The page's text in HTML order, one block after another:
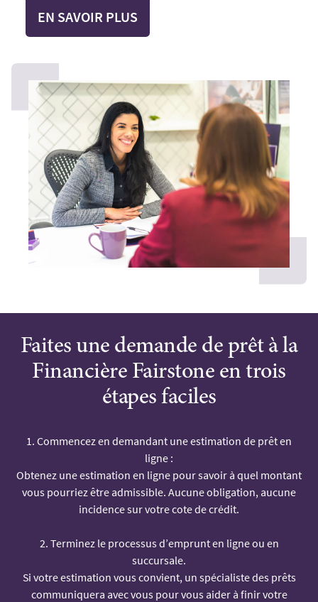
EN SAVOIR PLUS
Faites une demande de prêt à la
Financière Fairstone en trois
étapes faciles
1. Commencez en demandant une estimation de prêt en
ligne :
Obtenez une estimation en ligne pour savoir à quel montant
vous pourriez être admissible. Aucune obligation, aucune
incidence sur votre cote de crédit.
2. Terminez le processus d’emprunt en ligne ou en
succursale.
Si votre estimation vous convient, un spécialiste des prêts
communiquera avec vous pour vous aider à finir votre